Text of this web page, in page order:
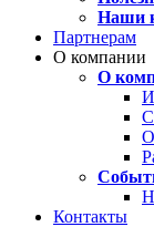
Наши
Партнерам
О компании
О
Контакты